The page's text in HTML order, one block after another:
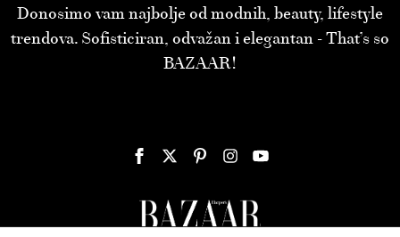
Donosimo vam najbolje od modnih, beauty, lifestyle
trendova. Sofisticiran, odvažan i elegantan - That’s so
BAZAAR!